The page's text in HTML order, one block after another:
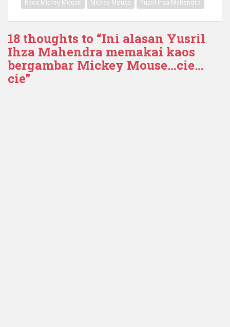
Kaos Mickey Mouse Mickey Mouse Yusril Ihza Mahendra
18 thoughts to “Ini alasan Yusril
Ihza Mahendra memakai kaos
bergambar Mickey Mouse…cie…
cie”